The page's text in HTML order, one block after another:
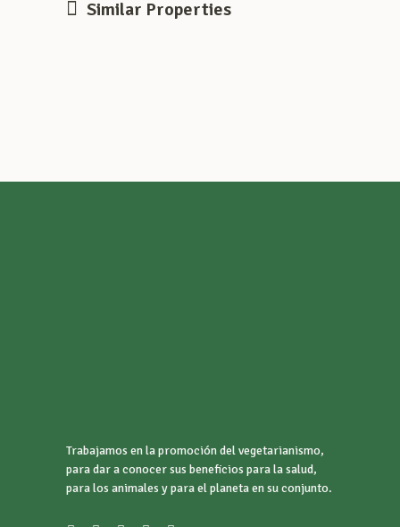
Similar Properties
Trabajamos en la promoción del vegetarianismo,
para dar a conocer sus beneficios para la salud,
para los animales y para el planeta en su conjunto.